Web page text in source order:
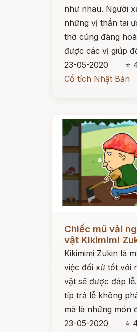
như nhau. Người
những vị thần tai
thờ cúng đàng
được các vị giúp
23-05-2020
⭐
Cổ tích Nhật Bản
Đọc ngay
Chiếc mũ vải
vật Kikimimi
Kikimimi Zukin là
việc đối xử tốt với
vật sẽ được đáp
típ trả lễ không
mà là những món
23-05-2020
⭐